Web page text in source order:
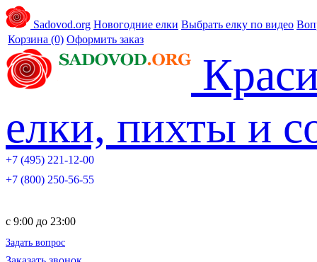
Sadovod.org Новогодние елки Выбрать елку по видео
Корзина (0) Оформить заказ
елки, пихты и
+7 (495) 221-12-00
+7 (800) 250-56-55
c 9:00 до 23:00
Задать вопрос